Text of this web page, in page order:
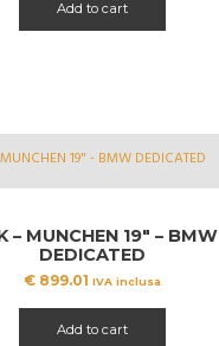
Add to cart
– MUNCHEN 19″ – BMW
DEDICATED
€ 899.01 IVA inclusa
Add to cart